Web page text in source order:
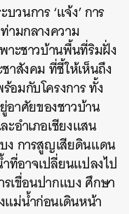
วนการ ‘แจ้ง’ การ
ามกลางความ
าะชาวบ้านพื้นที่ริมฝั่ง
าสังคม ที่ชี้ให้เห็นถึง
มกับโครงการ ทั้ง
าศัยของชาวบ้าน
ะอำเภอเชียงแสน
ง การสูญเสียดินแดน
ที่อาจเปลี่ยนแปลงไป
รเขื่อนปากแบง ศึกษา
ม่น้ำก่อนเดินหน้า